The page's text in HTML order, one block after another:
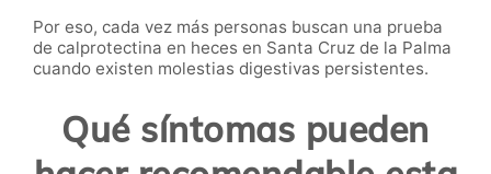
Por eso, cada vez más personas buscan una prueba
de calprotectina en heces en Santa Cruz de la Palma
cuando existen molestias digestivas persistentes.
Qué síntomas pueden